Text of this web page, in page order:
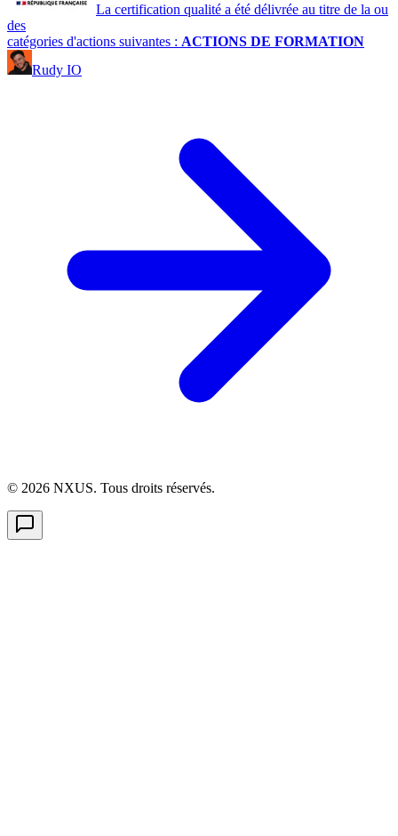
La certification qualité a été délivrée au titre de la ou
des
catégories d'actions suivantes : ACTIONS DE FORMATION
Rudy IO
© 2026 NXUS. Tous droits réservés.